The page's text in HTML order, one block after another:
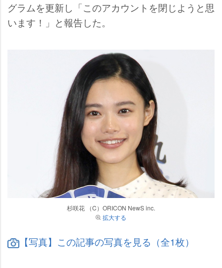
グラムを更新し「このアカウントを閉じようと思
います！」と報告した。
杉咲花 （C）ORICON NewS inc.
拡大する
【写真】この記事の写真を見る（全1枚）